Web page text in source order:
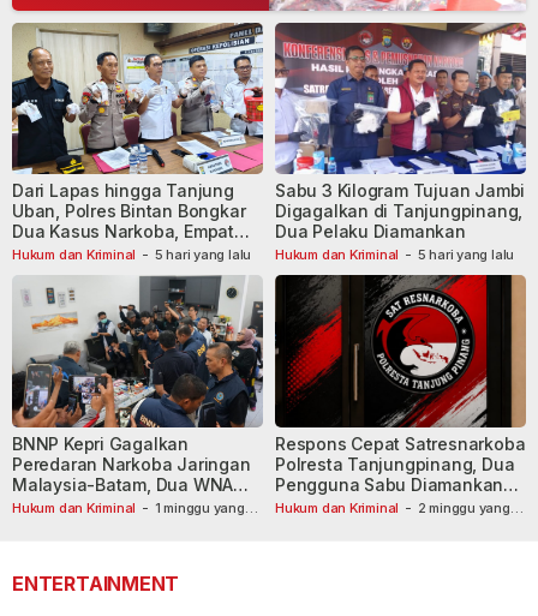
Hukum dan Kriminal - 5 hari yang lalu
Dari Lapas hingga Tanjung
Uban, Polres Bintan Bongkar
Dua Kasus Narkoba, Empat
Tersangka Dibekuk
Hukum dan Kriminal - 5 hari yang lalu
Sabu 3 Kilogram Tujuan Jambi
Digagalkan di Tanjungpinang,
Dua Pelaku Diamankan
Hukum dan Kriminal - 1 minggu yang
BNNP Kepri Gagalkan
Peredaran Narkoba Jaringan
Malaysia-Batam, Dua WNA
Masih Diburu
Hukum dan Kriminal - 2 minggu yang
Respons Cepat Satresnarkoba
Polresta Tanjungpinang, Dua
Pengguna Sabu Diamankan
Usai Dilaporkan ke Call Center
ENTERTAINMENT